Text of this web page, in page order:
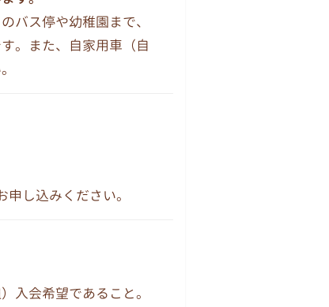
バス停や幼稚園まで、
。また、自家用車（自
し込みください。
入会希望であること。